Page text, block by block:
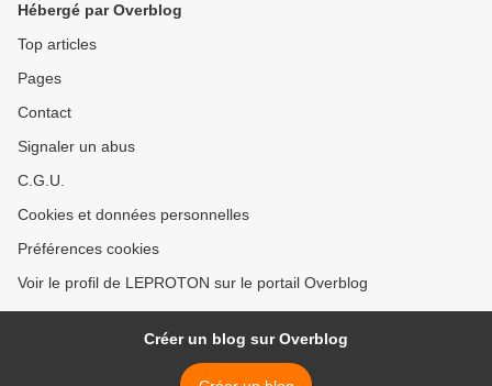
Hébergé par Overblog
Top articles
Pages
Contact
Signaler un abus
C.G.U.
Cookies et données personnelles
Préférences cookies
Voir le profil de LEPROTON sur le portail Overblog
Créer un blog sur Overblog